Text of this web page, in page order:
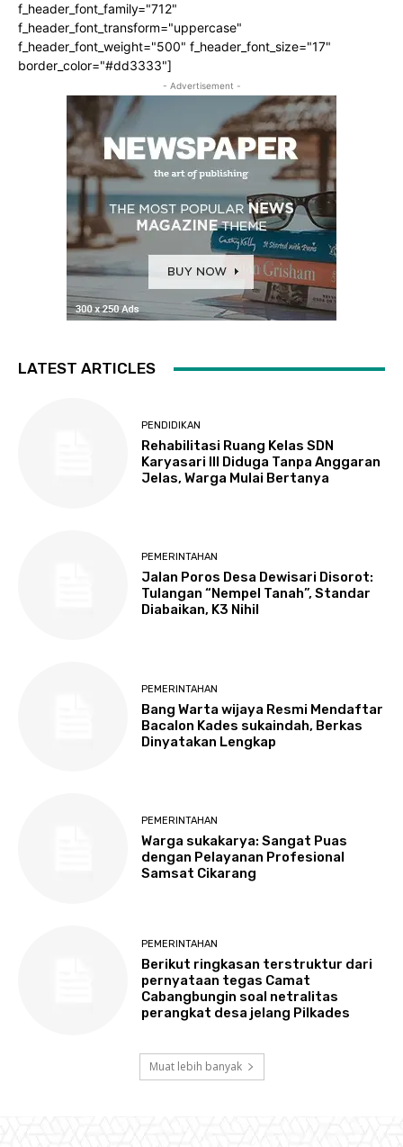
f_header_font_family="712"
f_header_font_transform="uppercase"
f_header_font_weight="500" f_header_font_size="17"
border_color="#dd3333"]
- Advertisement -
LATEST ARTICLES
PENDIDIKAN
Rehabilitasi Ruang Kelas SDN
Karyasari III Diduga Tanpa Anggaran
Jelas, Warga Mulai Bertanya
PEMERINTAHAN
Jalan Poros Desa Dewisari Disorot:
Tulangan “Nempel Tanah”, Standar
Diabaikan, K3 Nihil
PEMERINTAHAN
Bang Warta wijaya Resmi Mendaftar
Bacalon Kades sukaindah, Berkas
Dinyatakan Lengkap
PEMERINTAHAN
Warga sukakarya: Sangat Puas
dengan Pelayanan Profesional
Samsat Cikarang
PEMERINTAHAN
Berikut ringkasan terstruktur dari
pernyataan tegas Camat
Cabangbungin soal netralitas
perangkat desa jelang Pilkades
Muat lebih banyak